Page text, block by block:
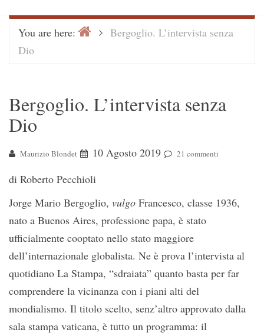
You are here: HomeBergoglio. L’intervista senza
Dio
Bergoglio. L’intervista senza
Dio
Maurizio Blondet 10 Agosto 2019 21 commenti
di Roberto Pecchioli
Jorge Mario Bergoglio, vulgo Francesco, classe 1936,
nato a Buenos Aires, professione papa, è stato
ufficialmente cooptato nello stato maggiore
dell’internazionale globalista. Ne è prova l’intervista al
quotidiano La Stampa, “sdraiata” quanto basta per far
comprendere la vicinanza con i piani alti del
mondialismo. Il titolo scelto, senz’altro approvato dalla
sala stampa vaticana, è tutto un programma: il